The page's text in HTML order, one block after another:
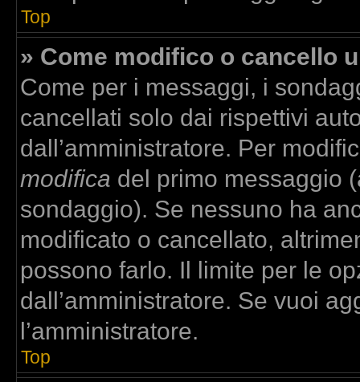
Top
» Come modifico o cancello
Come per i messaggi, i
cancellati solo dai rispettivi
dall’amministratore. Per
modifica del primo messaggio
sondaggio). Se nessuno ha
modificato o cancellato,
possono farlo. Il limite per le
dall’amministratore. Se vuoi
l’amministratore.
Top